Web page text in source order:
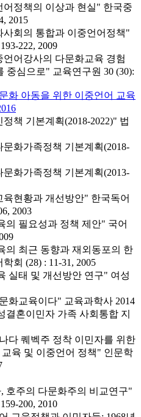
어정책의 이상과 현실" 한국중
2015
회의 통합과 이중언어정책"
222, 2009
어강사의 다문화교육 경험
중심으로" 교육연구원 30 (30):
화 아동을 위한 이중언어 교육
책 기본계획(2018-2022)" 법
화가족정책 기본계획(2018-
화가족정책 기본계획(2013-
육현황과 개선방안" 한국독어
2003
의 필요성과 정책 제안" 국어
의 최근 동향과 재외동포의 한
회 (28) : 11-31, 2005
실태 및 개선방안 연구" 여성
화교육이다" 교육과학사 2014
결혼이민자 가족 사회통합 지
다 퀘벡주 정착 이민자를 위한
육 및 이중언어 정책" 인문학
호주의 다문화주의 비교연구"
200, 2010